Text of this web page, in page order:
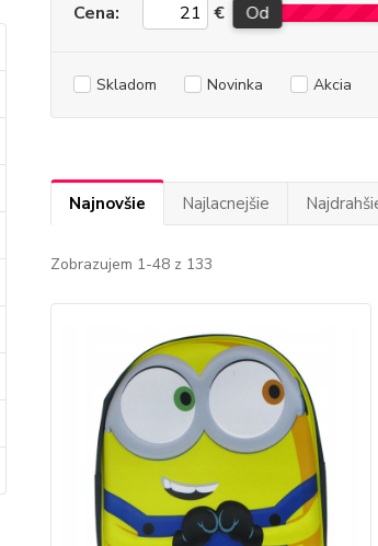
Cena: € Od
Skladom Novinka Akcia
Najnovšie Najlacnejšie
Zobrazujem 1-48 z 133